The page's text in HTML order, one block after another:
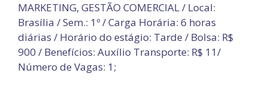
MARKETING, GESTÃO COMERCIAL / Local:
Brasília / Sem.: 1º / Carga Horária: 6 horas
diárias / Horário do estágio: Tarde / Bolsa: R$
900 / Benefícios: Auxílio Transporte: R$ 11/
Número de Vagas: 1;